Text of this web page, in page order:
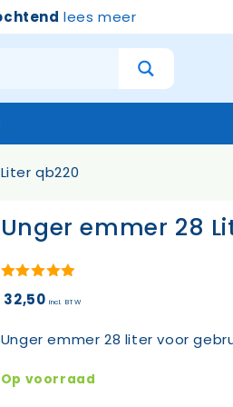
lees meer
Handschoenen
Emmers
Borstels & bezems
Schrapers – handtrekkers
Sponzen
qb220
Unger emmer 28
32,50 incl. BTW
Unger emmer 28 liter voor
Op voorraad